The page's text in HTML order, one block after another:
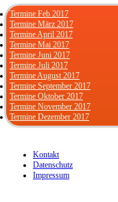
Termine Feb 2017
Termine März 2017
Termine April 2017
Termine Mai 2017
Termine Juni 2017
Termine Juli 2017
Termine August 2017
Termine September 2017
Termine Oktober 2017
Termine November 2017
Termine Dezember 2017
Kontakt
Datenschutz
Impressum